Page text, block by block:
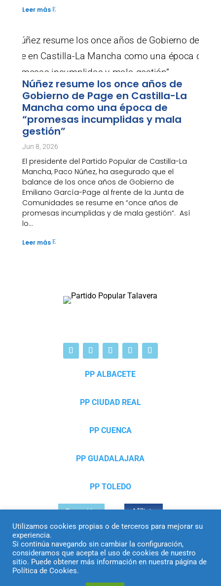
Leer más E
Núñez resume los once años de
Gobierno de Page en Castilla-La
Mancha como una época de
“promesas incumplidas y mala
gestión”
Jun 8, 2026
El presidente del Partido Popular de Castilla-La
Mancha, Paco Núñez, ha asegurado que el
balance de los once años de Gobierno de
Emiliano García-Page al frente de la Junta de
Comunidades se resume en “once años de
promesas incumplidas y de mala gestión”. Así
lo...
Leer más E
PP ALBACETE
PP CIUDAD REAL
PP CUENCA
PP GUADALAJARA
PP TOLEDO
Donación Afíliate
© Partido Popular de Castilla-La Mancha – C/ Colombia,
6, 45004, Toledo, Teléfono 925 250 522
El uso de este sitio implica la aceptación del
Utilizamos cookies propias o de terceros para mejorar su
experiencia.
Si continúa navegando sin cambiar la configuración,
consideramos que acepta el uso de cookies de nuestro
sitio. Puede obtener más información en nuestra página de
Política de Cookies.